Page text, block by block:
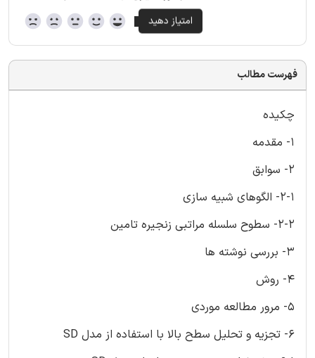
فهرست مطالب
چکیده
1- مقدمه
2- سوابق
2-1- الگوهای شبیه سازی
2-2- سطوح سلسله مراتبی زنجیره تامین
3- بررسی نوشته ها
4- روش
5- مرور مطالعه موردی
6- تجزیه و تحلیل سطح بالا با استفاده از مدل SD